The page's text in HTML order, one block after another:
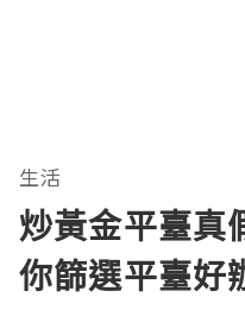
生活
炒黃金平臺真
你篩選平臺好